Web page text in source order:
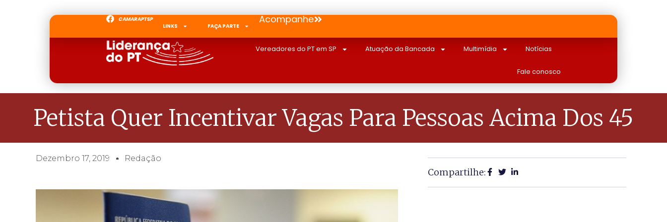
CAMARAPTSP
LINKS
FAÇA PARTE
Acompanhe
Vereadores do PT em SP Atuação da Bancada Multimídia Notícias
Fale conosco
Petista Quer Incentivar Vagas Para Pessoas Acima Dos 45
Dezembro 17, 2019 Redação
Compartilhe: